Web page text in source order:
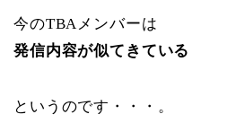
今のTBAメンバーは
発信内容が似てきている
というのです・・・。